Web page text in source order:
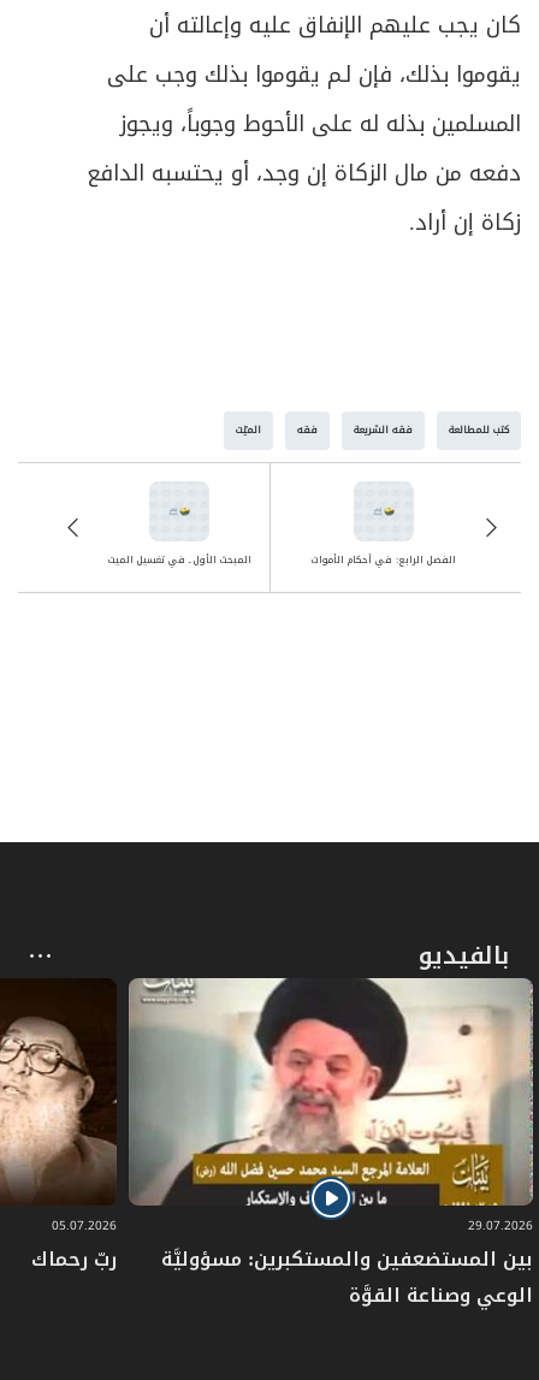
كان يجب عليهم الإنفاق عليه وإعالته أن
يقوموا بذلك، فإن لـم يقوموا بذلك وجب على
المسلمين بذله له على الأحوط وجوباً، ويجوز
دفعه من مال الزكاة إن وجد، أو يحتسبه الدافع
زكاة إن أراد.
كتب للمطالعة فقه الشريعة فقه الميّت
المبحث الأول ـ في تغسيل الميت الفصل الرابع: في أحكام الأموات
بالفيديو
29.07.2026
بين المستضعفين والمستكبرين: مسؤوليَّة
الوعي وصناعة القوَّة
05.07.2026
ربّ رحماك